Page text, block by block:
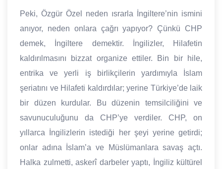
Peki, Özgür Özel neden ısrarla İngiltere’nin ismini
anıyor, neden onlara çağrı yapıyor? Çünkü CHP
demek, İngiltere demektir. İngilizler, Hilafetin
kaldırılmasını bizzat organize ettiler. Bin bir hile,
entrika ve yerli iş birlikçilerin yardımıyla İslam
şeriatını ve Hilafeti kaldırdılar; yerine Türkiye’de laik
bir düzen kurdular. Bu düzenin temsilciliğini ve
savunuculuğunu da CHP’ye verdiler. CHP, on
yıllarca İngilizlerin istediği her şeyi yerine getirdi;
onlar adına İslam’a ve Müslümanlara savaş açtı.
Halka zulmetti, askerî darbeler yaptı, İngiliz kültürel